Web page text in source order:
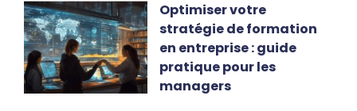
Optimiser votre
stratégie de formation
en entreprise : guide
pratique pour les
managers